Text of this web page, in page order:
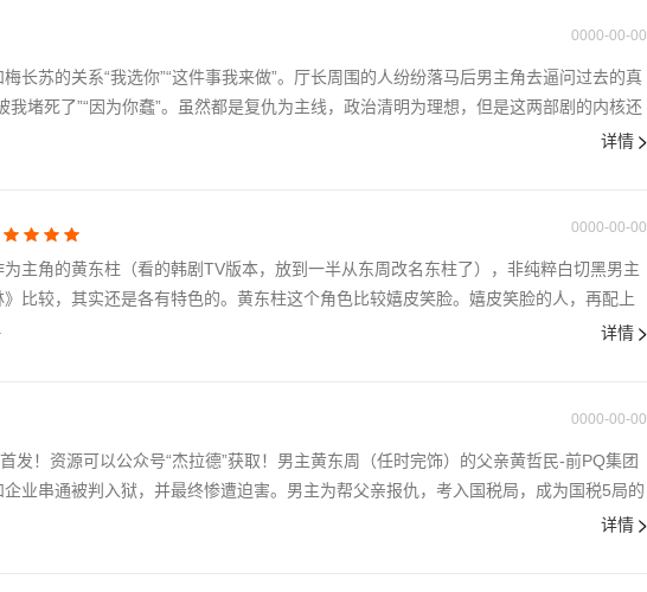
0000-00-00
长苏的关系“我选你”“这件事我来做”。厅长周围的人纷纷落马后男主角去逼问过去的真
堵死了”“因为你蠢”。虽然都是复仇为主线，政治清明为理想，但是这两部剧的内核还
详情
0000-00-00
主角的黄东柱（看的韩剧TV版本，放到一半从东周改名东柱了），非纯粹白切黑男主
比较，其实还是各有特色的。黄东柱这个角色比较嬉皮笑脸。嬉皮笑脸的人，再配上
详情
0000-00-00
发！资源可以公众号“杰拉德”获取！男主黄东周（任时完饰）的父亲黄哲民-前PQ集团
业串通被判入狱，并最终惨遭迫害。男主为帮父亲报仇，考入国税局，成为国税5局的
详情